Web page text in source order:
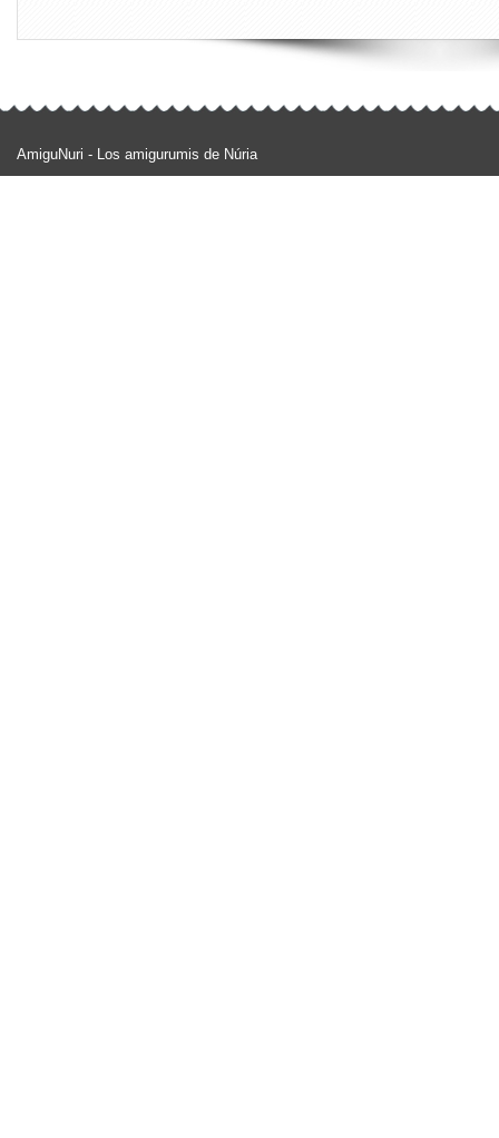
AmiguNuri - Los amigurumis de Núria